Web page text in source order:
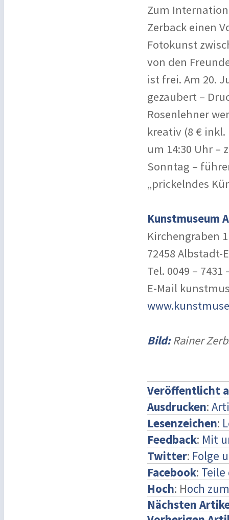
Zum
Zerback einen
Fotokunst
von den
ist frei. Am 20.
gezaubert –
Rosenlehner
kreativ (8 €
um 14:30 Uhr –
Sonntag –
„prickelndes
Kunstmuseum
Kirchengraben
72458 Albstadt-
Tel. 0049 – 7431
E-Mail
Bild:Rainer
Veröffentlicht
Ausdrucken:
Lesenzeichen:
Feedback: Mit
Twitter: Folge
Facebook:
Hoch: Hoch
Nächsten